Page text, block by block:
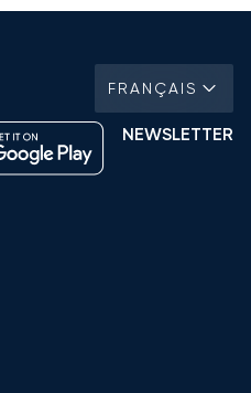
FRANÇAIS
NEWSLETTER